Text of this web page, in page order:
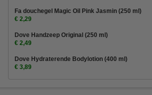
Fa douchegel Magic Oil Pink Jasmin (250 ml)
€ 2,29
Dove Handzeep Original (250 ml)
€ 2,49
Dove Hydraterende Bodylotion (400 ml)
€ 3,89